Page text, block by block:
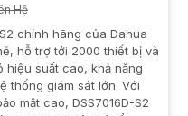
Hệ
chính hãng của Dahua
hỗ trợ tới 2000 thiết bị và
hiệu suất cao, khả năng
thống giám sát lớn. Với
mật cao, DSS7016D-S2